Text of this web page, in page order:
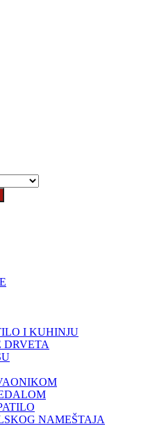
I KUHINJU
DRVETA
NAMEŠTAJA